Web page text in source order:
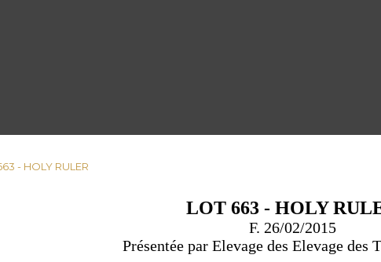
- HOLY RULER
LOT 663 - HOLY
F. 26/02/2015
Présentée par Elevage des Elevage des